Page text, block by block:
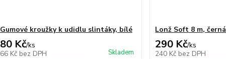
Gumové kroužky k udidlu slintáky, bílé
80 Kč/ks
66 Kč bez DPH Skladem
Lonž Soft 8 m, černá
290 Kč/ks
240 Kč bez DPH